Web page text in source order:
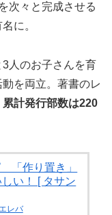
次々と完成させる
に。
人のお子さんを育
を両立。著書のレ
累計発行部数は220
「作り置き」
い！ [ タサン
レバ